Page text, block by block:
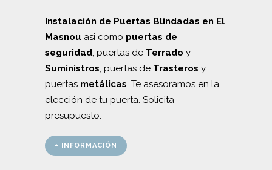
Instalación de Puertas Blindadas en El
Masnou asi como puertas de
seguridad , puertas de Terrado y
Suministros , puertas de Trasteros y
puertas metálicas . Te asesoramos en la
elección de tu puerta. Solicita
presupuesto.
+ INFORMACIÓN